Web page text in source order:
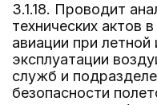
3.1.18. Проводит
технических актов
авиации при летной
эксплуатации
служб и
безопасности